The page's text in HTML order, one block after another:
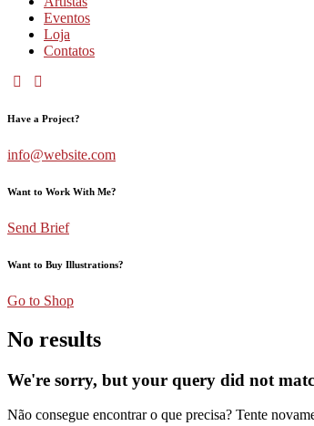
Eventos
Loja
Contatos
Have a Project?
info@website.com
Want to Work With Me?
Send Brief
Want to Buy Illustrations?
Go to Shop
No results
We're sorry, but your query did not
Não consegue encontrar o que precisa? Tente